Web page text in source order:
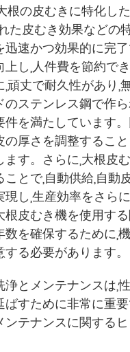
根の皮むきに特化し
た皮むき効果などの
速かつ効果的に完
し,人件費を節約で
頑丈で耐久性があり,
ステンレス鋼で作
を満たしています
厚さを調整するこ
す。さらに,大根皮
とで,自動供給,自動
し,生産効率をさら
根皮むき機を使用す
を確保するために,
る必要があります。
とメンテナンスは,
すために非常に重
テナンスに関する